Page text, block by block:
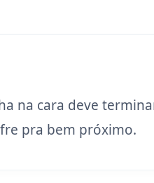
na cara deve
pra bem próximo.